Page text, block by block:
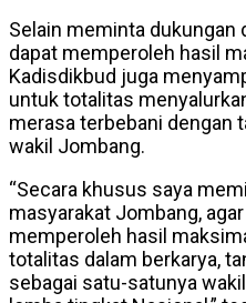
Selain meminta dukungan
dapat memperoleh hasil
Kadisdikbud juga
untuk totalitas
merasa terbebani dengan
wakil Jombang.
“Secara khusus saya
masyarakat Jombang,
memperoleh hasil
totalitas dalam berkarya,
sebagai satu-satunya